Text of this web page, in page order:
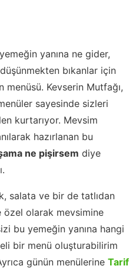
yanına ne gider,
bıkanlar için
menüsü. Kevserin Mutfağı,
sayesinde sizleri
kurtarıyor. Mevsim
hazırlanan bu
ne pişirsem diye
salata ve bir de tatlıdan
özel olarak mevsimine
bu yemeğin yanına hangi
bir menü oluşturabilirim
günün menülerine Tarif